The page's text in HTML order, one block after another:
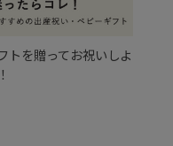
トを贈ってお祝いしよ